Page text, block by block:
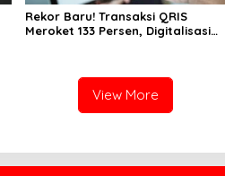
Rekor Baru! Transaksi QRIS
Meroket 133 Persen, Digitalisasi
View More